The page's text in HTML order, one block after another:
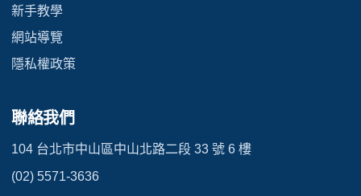
新手教學
網站導覽
隱私權政策
聯絡我們
104 台北市中山區中山北路二段 33 號 6 樓
(02) 5571-3636